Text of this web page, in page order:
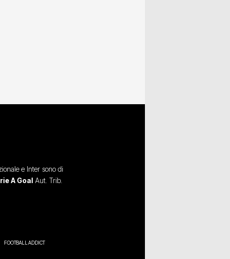
e Inter sono di
A Goal Aut. Trib.
FOOTBALL ADDICT